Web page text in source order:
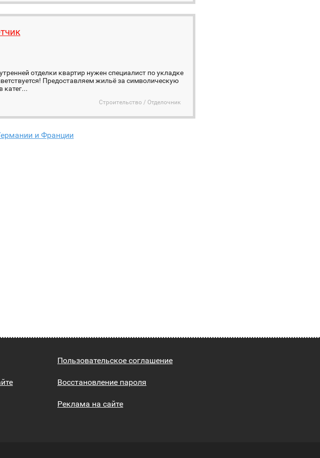
отделки квартир нужен специалист по укладке
Предоставляем жильё за символическую
катег...
Строительство / Отделочник
и Франции
Пользовательское соглашение
Восстановление пароля
Реклама на сайте